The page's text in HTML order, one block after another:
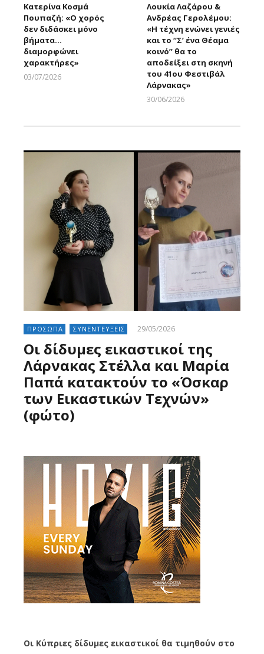
Κατερίνα Κοσμά
Πουπαζή: «Ο χορός
δεν διδάσκει μόνο
βήματα…
διαμορφώνει
χαρακτήρες»
03/07/2026
Λουκία Λαζάρου &
Ανδρέας Γερολέμου:
«Η τέχνη ενώνει γενιές
και το “Σ’ ένα Θέαμα
κοινό” θα το
αποδείξει στη σκηνή
του 41ου Φεστιβάλ
Λάρνακας»
30/06/2026
ΠΡΟΣΩΠΑ ΣΥΝΕΝΤΕΥΞΕΙΣ 29/05/2026
Οι δίδυμες εικαστικοί της
Λάρνακας Στέλλα και Μαρία
Παπά κατακτούν το «Όσκαρ
των Εικαστικών Τεχνών»
(φώτο)
Οι Κύπριες δίδυμες εικαστικοί θα τιμηθούν στο